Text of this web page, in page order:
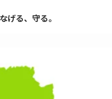
げる、守る。